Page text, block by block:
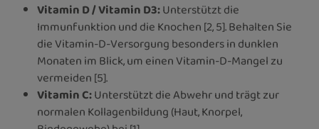
Vitamin D / Vitamin D3:Unterstützt die
Immunfunktion und die Knochen [2, 5]. Behalten Sie
die Vitamin-D-Versorgung besonders in dunklen
Monaten im Blick, um einen Vitamin-D-Mangel zu
vermeiden [5].
Vitamin C:Unterstützt die Abwehr und trägt zur
normalen Kollagenbildung (Haut, Knorpel,